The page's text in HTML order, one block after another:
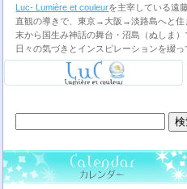
Luc- Lumière et couleurを主宰している遠
直観の導きで、東京→大阪→淡路島へと住
末から国生み神話の舞台・沼島（ぬしま）
日々の気づきとインスピレーションを綴
索: